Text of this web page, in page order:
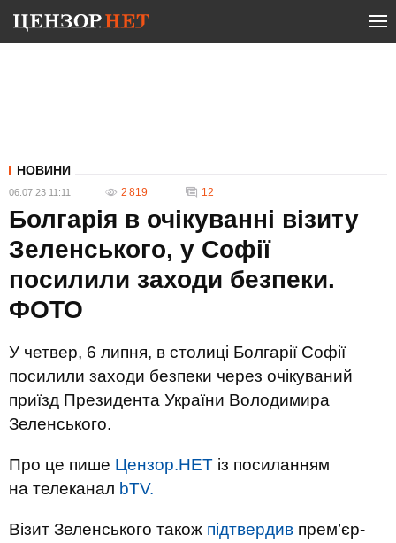
НОВИНИ
06.07.23 11:11 2 819 12
Болгарія в очікуванні візиту
Зеленського, у Софії
посилили заходи безпеки.
ФОТО
У четвер, 6 липня, в столиці Болгарії Софії
посилили заходи безпеки через очікуваний
приїзд Президента України Володимира
Зеленського.
Про це пише Цензор.НЕТ із посиланням
на телеканал bTV.
Візит Зеленського також підтвердив прем’єр-